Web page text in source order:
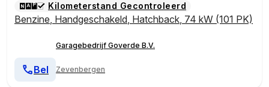
Kilometerstand Gecontroleerd
Benzine, Handgeschakeld, Hatchback, 74 kW (101 PK)
Garagebedrijf Goverde B.V.
Zevenbergen
Bel